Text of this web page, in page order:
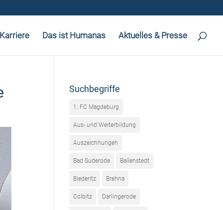
Das ist Humanas Aktuelles & Presse
Suchbegriffe
1. FC Magdeburg
Aus- und Weiterbildung
Auszeichnungen
Bad Suderode Ballenstedt
Biederitz Brehna
Colbitz Darlingerode